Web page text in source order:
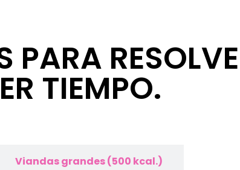
TIEMPO.
Viandas grandes (500 kcal.)